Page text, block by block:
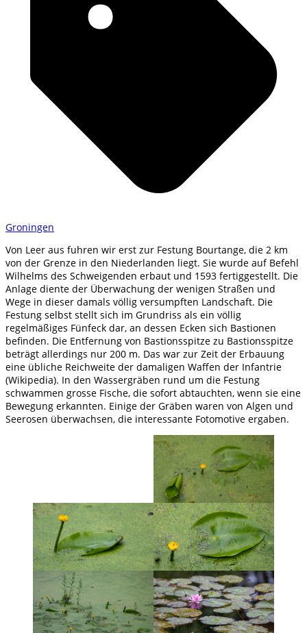
Groningen
Von Leer aus fuhren wir erst zur Festung Bourtange, die 2 km
von der Grenze in den Niederlanden liegt. Sie wurde auf Befehl
Wilhelms des Schweigenden erbaut und 1593 fertiggestellt. Die
Anlage diente der Überwachung der wenigen Straßen und
Wege in dieser damals völlig versumpften Landschaft. Die
Festung selbst stellt sich im Grundriss als ein völlig
regelmäßiges Fünfeck dar, an dessen Ecken sich Bastionen
befinden. Die Entfernung von Bastionsspitze zu Bastionsspitze
beträgt allerdings nur 200 m. Das war zur Zeit der Erbauung
eine übliche Reichweite der damaligen Waffen der Infantrie
(Wikipedia). In den Wassergräben rund um die Festung
schwammen grosse Fische, die sofort abtauchten, wenn sie eine
Bewegung erkannten. Einige der Gräben waren von Algen und
Seerosen überwachsen, die interessante Fotomotive ergaben.